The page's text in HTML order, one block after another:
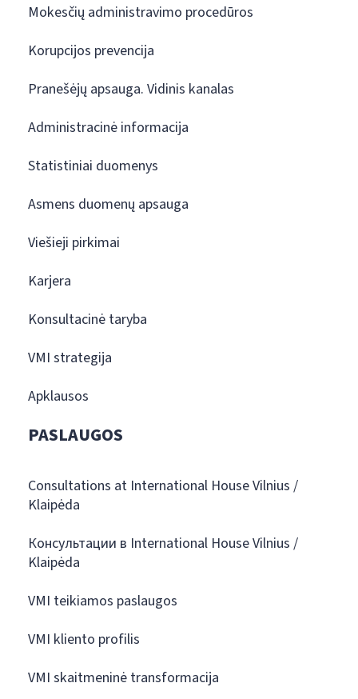
Mokesčių administravimo procedūros
Korupcijos prevencija
Pranešėjų apsauga. Vidinis kanalas
Administracinė informacija
Statistiniai duomenys
Asmens duomenų apsauga
Viešieji pirkimai
Karjera
Konsultacinė taryba
VMI strategija
Apklausos
PASLAUGOS
Consultations at International House Vilnius /
Klaipėda
Консультации в International House Vilnius /
Klaipėda
VMI teikiamos paslaugos
VMI kliento profilis
VMI skaitmeninė transformacija